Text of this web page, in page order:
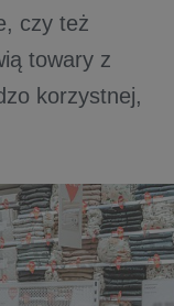
czy też
towary z
korzystnej,